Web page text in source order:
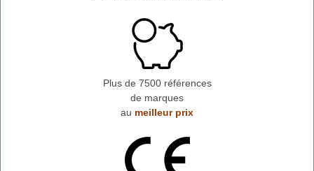
Plus de 7500 références
de marques
au meilleur prix